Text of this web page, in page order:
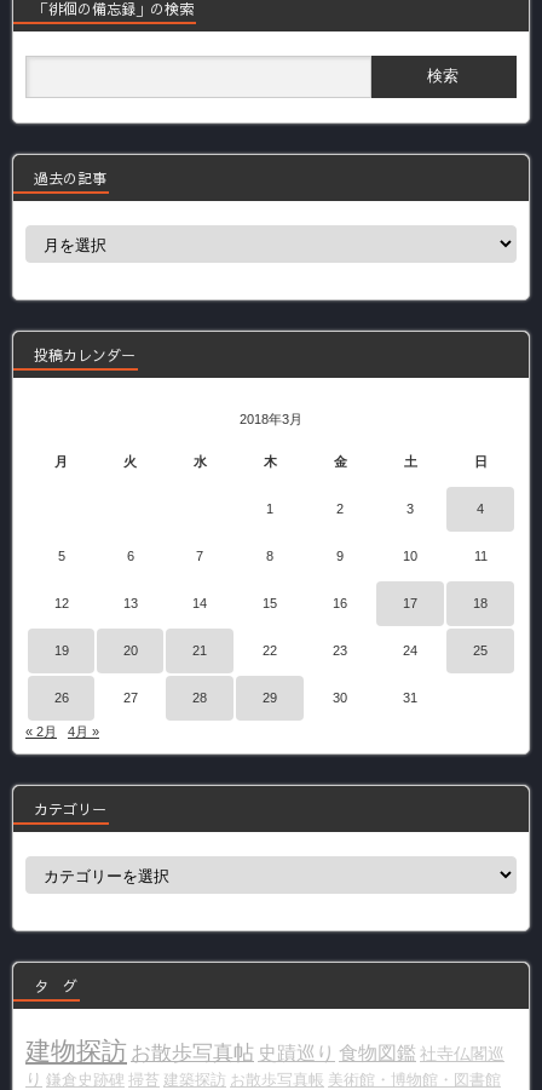
「徘徊の備忘録」の検索
過去の記事
過
事
投稿カレンダー
2018年3月
月 火 水 木 金 土 日
1 2 3 4
5 6 7 8 9 10 11
12 13 14 15 16 17 18
19 20 21 22 23 24 25
26 27 28 29 30 31
« 2月 4月 »
カテゴリー
カ
ー
タ グ
建物探訪 お散歩写真帖 史蹟巡り 食物図鑑 社寺仏閣巡
り 鎌倉史跡碑 掃苔 建築探訪 お散歩写真帳 美術館・博物館・図書館